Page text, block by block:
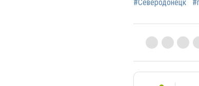
#Северодонецк